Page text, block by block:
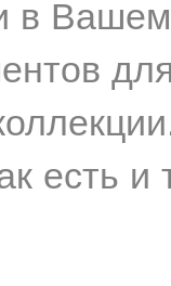
в
есть и